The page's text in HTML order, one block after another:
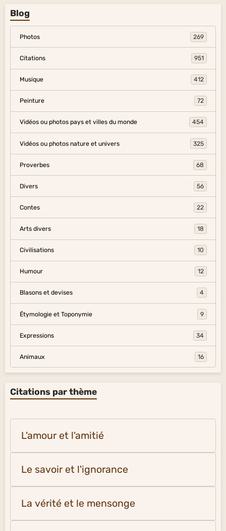
Blog
Photos 269
Citations 951
Musique 412
Peinture 72
Vidéos ou photos pays et villes du monde 454
Vidéos ou photos nature et univers 325
Proverbes 68
Divers 56
Contes 22
Arts divers 18
Civilisations 10
Humour 12
Blasons et devises 4
Étymologie et Toponymie 9
Expressions 34
Animaux 16
Citations par thème
L'amour et l'amitié
Le savoir et l'ignorance
La vérité et le mensonge